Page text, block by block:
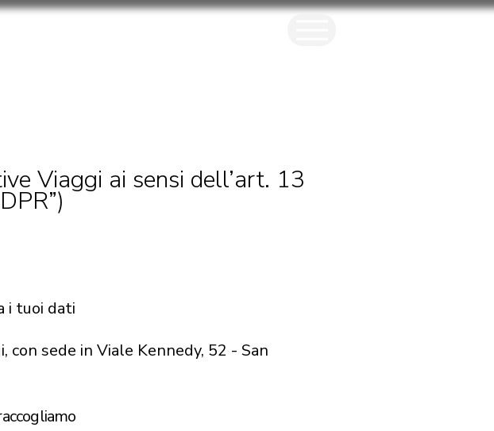
Viaggi ai sensi dell’art. 13
i tuoi dati
sede in Viale Kennedy, 52 - San